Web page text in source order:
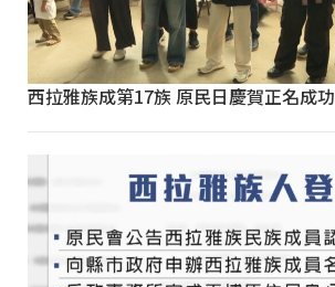
西拉雅族成第17族 原民日慶賀正名成功